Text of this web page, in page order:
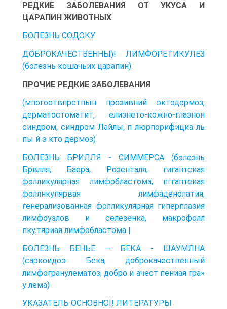
РЕДКИЕ ЗАБОЛЕВАНИЯ ОТ УКУСА И
ЦАРАПИН ЖИВОТНЫХ
БОЛЕЗНЬ СОДОКУ
ДОБРОКАЧЕСТВЕННЫ)! ЛИМФОРЕТИКУЛЕЗ
(болезнь кошачьих царапин)
ПРОЧИЕ РЕДКИЕ ЗАБОЛЕВАНИЯ
(мпогоотвпрстпын прозивний эктодермоз,
дерматостоматит, елизнето-кожно-глазнон
синдром, синдром Лайлы, п люрпорифициа ль
пы й э кто дермоз)
БОЛЕЗНЬ БРИЛЛЯ - СИММЕРСА (болезнь
Брвлля, Баера, Розенталя, гигантская
фолликулярная лимфобластома, пггаптекая
фоллнкупярвая лимфаденолатия,
генерализованная фолликулярная гиперплазия
лимфоузлов и селезенка, макрофолл
пку.тяриая лимфобластома |
БОЛЕЗНЬ БЕНЬЕ — БЕКА - ШАУМЛНА
(саркоидоэ Бека, доброкачественный
лимфогранулематоз, добро и ачест пениая гра»
у лема)
УКАЗАТЕЛЬ ОСНОВНОЇ! ЛИТЕРАТУРЫ